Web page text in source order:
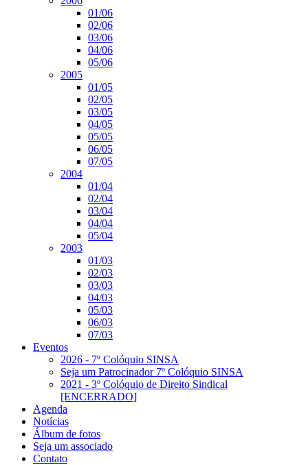
01/06
02/06
03/06
04/06
05/06
2005
01/05
02/05
03/05
04/05
05/05
06/05
07/05
2004
01/04
02/04
03/04
04/04
05/04
2003
01/03
02/03
03/03
04/03
05/03
06/03
07/03
Eventos
2026 - 7º Colóquio SINSA
Seja um Patrocinador 7º Colóquio SINSA
2021 - 3º Colóquio de Direito Sindical
[ENCERRADO]
Agenda
Notícias
Álbum de fotos
Seja um associado
Contato